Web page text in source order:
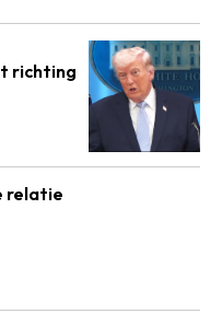
richting
relatie